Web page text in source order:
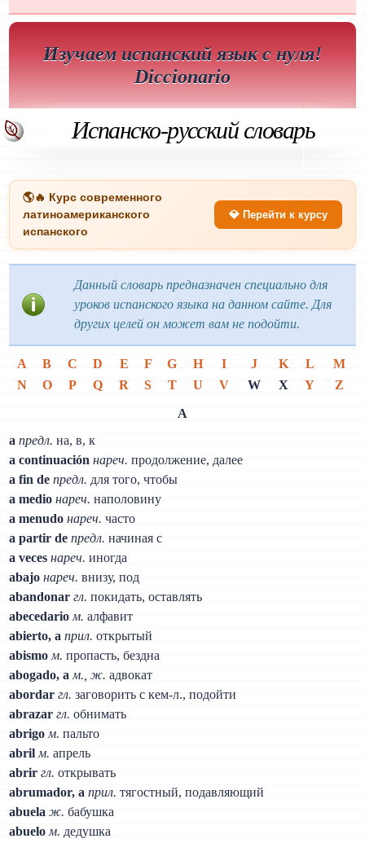
Изучаем испанский язык с нуля!
Diccionario
Испанско-русский словарь
🌎🔥 Курс современного
латиноамериканского
испанского
💎 Перейти к курсу
Данный словарь предназначен специально для
уроков испанского языка на данном сайте. Для
других целей он может вам не подойти.
A B C D E F G H I J K L
M
N
O P Q R S T U V W X Y Z
A
a предл. на, в, к
a continuación нареч. продолжение, далее
a fin de предл. для того, чтобы
a medio нареч. наполовину
a menudo нареч. часто
a partir de предл. начиная с
a veces нареч. иногда
abajo нареч. внизу, под
abandonar гл. покидать, оставлять
abecedario м. алфавит
abierto, a прил. открытый
abismo м. пропасть, бездна
abogado, a м., ж. адвокат
abordar гл. заговорить с кем-л., подойти
abrazar гл. обнимать
abrigo м. пальто
abril м. апрель
abrir гл. открывать
abrumador, a прил. тягостный, подавляющий
abuela ж. бабушка
abuelo м. дедушка